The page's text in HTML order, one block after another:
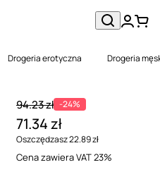
Drogeria erotyczna Drogeria
94.23 zł -24%
71.34 zł
Oszczędzasz 22.89 zł
Cena zawiera VAT 23%